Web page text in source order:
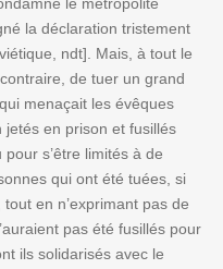
la déclaration tristement
ndt]. Mais, à tout le
de tuer un grand
menaçait les évêques
en prison et fusillés
pour s’être limités à de
qui ont été tuées, si
en n’exprimant pas de
pas été fusillés pour
ils solidarisés avec le